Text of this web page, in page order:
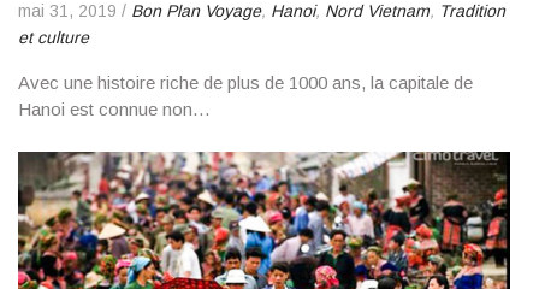
mai 31, 2019 / Bon Plan Voyage, Hanoi, Nord Vietnam, Tradition
et culture
Avec une histoire riche de plus de 1000 ans, la capitale de
Hanoi est connue non…